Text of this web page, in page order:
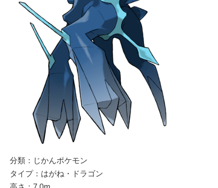
分類：じかんポケモン
タイプ：はがね・ドラゴン